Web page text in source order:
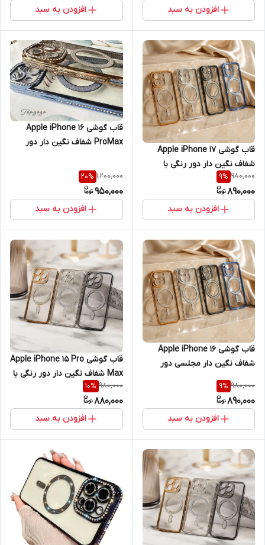
افزودن به سبد افزودن به سبد
قاب گوشی Apple iPhone 17
شفاف نگین دار دور رنگی با
محافظ لنز (طرح مگ سیف
مجلسی)
980,000
9%
890,000
افزودن به سبد
قاب گوشی Apple iPhone 16
ProMax شفاف نگین دار دور
سیف مجلسی)
1,200,000
20%
950,000
افزودن به سبد
قاب گوشی Apple iPhone 16
شفاف نگین دار مجلسی دور
رنگی با محافظ لنز لاکچری
دایموند
980,000
9%
890,000
افزودن به سبد
قاب گوشی Apple iPhone 15 Pro
Max شفاف نگین دار دور رنگی با
محافظ لنز (طرح مگ سیف
مجلسی)
980,000
10%
880,000
افزودن به سبد